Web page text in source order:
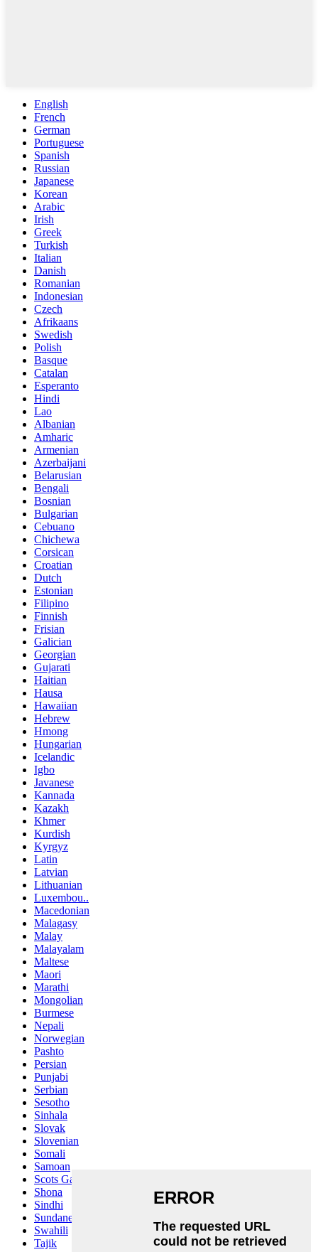
English
French
German
Portuguese
Spanish
Russian
Japanese
Korean
Arabic
Irish
Greek
Turkish
Italian
Danish
Romanian
Indonesian
Czech
Afrikaans
Swedish
Polish
Basque
Catalan
Esperanto
Hindi
Lao
Albanian
Amharic
Armenian
Azerbaijani
Belarusian
Bengali
Bosnian
Bulgarian
Cebuano
Chichewa
Corsican
Croatian
Dutch
Estonian
Filipino
Finnish
Frisian
Galician
Georgian
Gujarati
Haitian
Hausa
Hawaiian
Hebrew
Hmong
Hungarian
Icelandic
Igbo
Javanese
Kannada
Kazakh
Khmer
Kurdish
Kyrgyz
Latin
Latvian
Lithuanian
Luxembou..
Macedonian
Malagasy
Malay
Malayalam
Maltese
Maori
Marathi
Mongolian
Burmese
Nepali
Norwegian
Pashto
Persian
Punjabi
Serbian
Sesotho
Sinhala
Slovak
Slovenian
Somali
Samoan
Scots Gaelic
Shona
Sindhi
Sundanese
Swahili
Tajik